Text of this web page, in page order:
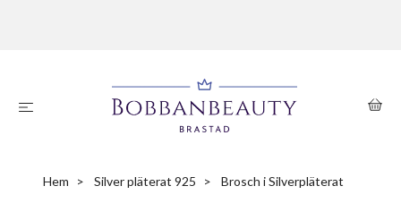
Hem Silver pläterat 925 Brosch i Silverpläterat